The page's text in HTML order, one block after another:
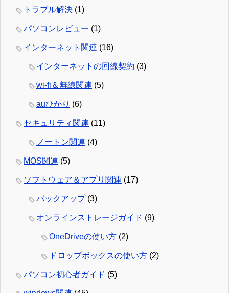
トラブル解決 (1)
パソコンレビュー (1)
インターネット関連 (16)
インターネットの回線契約 (3)
wi-fi＆無線関連 (5)
auひかり (6)
セキュリティ関連 (11)
ノートン関連 (4)
MOS関連 (5)
ソフトウェア＆アプリ関連 (17)
バックアップ(3)
オンラインストレージガイド (9)
OneDriveの使い方 (2)
ドロップボックスの使い方 (2)
パソコン初心者ガイド (5)